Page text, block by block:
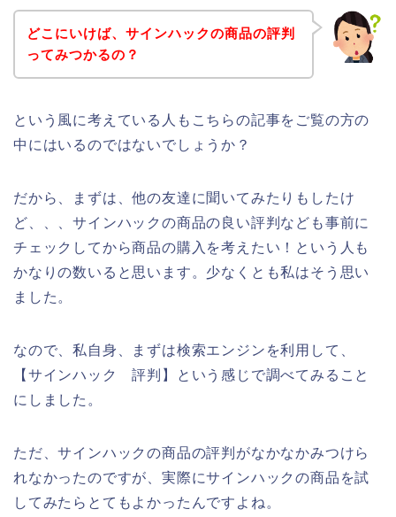
どこにいけば、サインハックの商品の評判
ってみつかるの？
という風に考えている人もこちらの記事をご覧の方の
中にはいるのではないでしょうか？
だから、まずは、他の友達に聞いてみたりもしたけ
ど、、、サインハックの商品の良い評判なども事前に
チェックしてから商品の購入を考えたい！という人も
かなりの数いると思います。少なくとも私はそう思い
ました。
なので、私自身、まずは検索エンジンを利用して、
【サインハック 評判】という感じで調べてみること
にしました。
ただ、サインハックの商品の評判がなかなかみつけら
れなかったのですが、実際にサインハックの商品を試
してみたらとてもよかったんですよね。